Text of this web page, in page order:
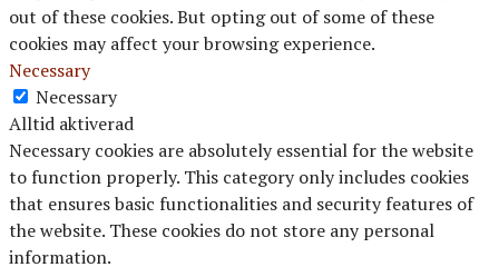
out of these cookies. But opting out of some of these
cookies may affect your browsing experience.
Necessary
Necessary
Alltid aktiverad
Necessary cookies are absolutely essential for the website
to function properly. This category only includes cookies
that ensures basic functionalities and security features of
the website. These cookies do not store any personal
information.